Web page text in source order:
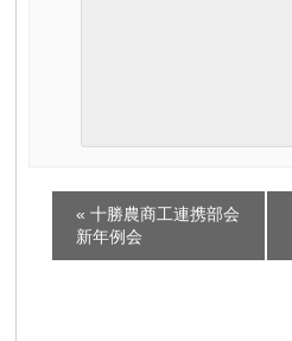
ベ
ン
« 十勝農商工連携部会
新年例会